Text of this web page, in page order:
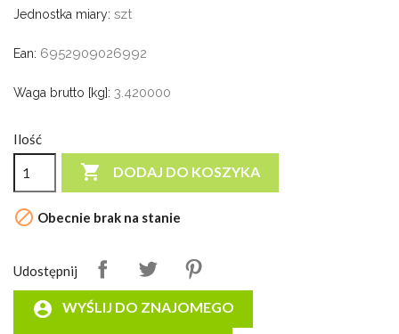
Jednostka miary: szt
Ean: 6952909026992
Waga brutto [kg]: 3.420000
Ilość
 DODAJ DO KOSZYKA
 Obecnie brak na stanie
Udostępnij
account_circle WYŚLIJ DO ZNAJOMEGO